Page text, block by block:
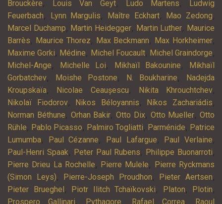
Brouckère, Louis Van Geyt, Ludo Martens,
Ludwig
Feuerbach, Lynn Margulis, Maître Eckhart, Mao Zedong,
Marcel Duchamp, Martin Heidegger, Martin Luther, Maurice
Barrès, Maurice Thorez, Max Beckmann, Max Horkheimer,
Maxime Gorki, Médine, Michel Foucault, Michel Graindorge,
Michel-Ange, Michelle Loi, Mikhaïl Bakounine,
Mikhaïl
Gorbatchev, Moishe Postone, N. Boukharine,
Nadejda
Kroupskaïa, Nicolae Ceaușescu, Nikita Khrouchtchev,
Nikolaï Fiodorov, Nikos Béloyannis, Níkos Zachariádis,
Norman Béthune, Orhan Bakir, Otto Dix, Otto Mueller, Otto
Rühle, Pablo Picasso, Palmiro Togliatti, Parménide, Patrice
Lumumba, Paul Cézanne, Paul Lafargue, Paul Verlaine,
Paul-Henri Spaak, Peter Paul Rubens, Philippe Buonarroti,
Pierre Drieu La Rochelle, Pierre Mulele,
Pierre Ryckmans
(Simon Leys), Pierre-Joseph Proudhon, Pieter Aertsen,
Pieter Brueghel , Piotr Ilitch Tchaïkovski, Platon, Plotin,
Prospero Gallinari Pythagore Rafael Correa Raoul